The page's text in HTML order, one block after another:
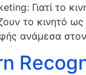
Γιατί το
το κινητό
ανάμεσα